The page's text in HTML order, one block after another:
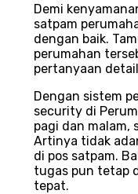
Demi
satpam
dengan baik.
perumahan
pertanyaan
Dengan sistem
security di
pagi dan malam,
Artinya tidak
di pos satpam.
tugas pun tetap
tepat.